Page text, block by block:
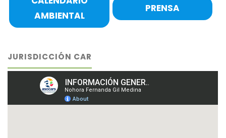
AMBIENTAL
PRENSA
JURISDICCIÓN CAR